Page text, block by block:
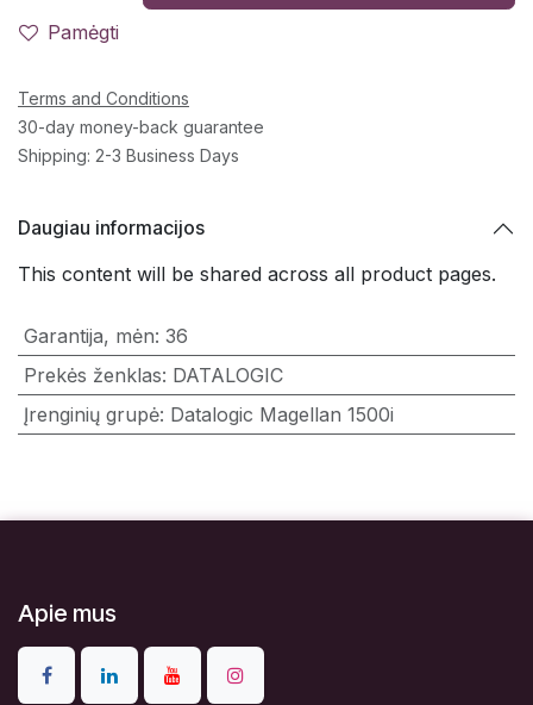
Pamėgti
Terms and Conditions
30-day money-back guarantee
Shipping: 2-3 Business Days
Daugiau informacijos
This content will be shared across all product pages.
Garantija, mėn: 36
Prekės ženklas: DATALOGIC
Įrenginių grupė: Datalogic Magellan 1500i
Apie mus